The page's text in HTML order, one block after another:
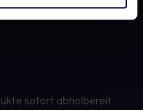
sofort abholbereit